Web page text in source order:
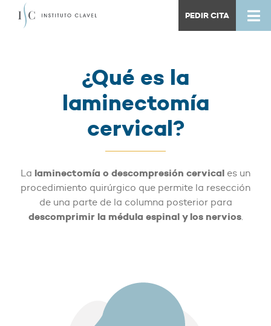
PEDIR CITA
¿Qué es la
laminectomía
cervical?
La laminectomía o descompresión cervical es un
procedimiento quirúrgico que permite la resección
de una parte de la columna posterior para
descomprimir la médula espinal y los nervios.